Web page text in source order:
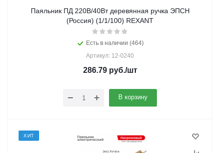
Паяльник ПД 220В/40Вт деревянная ручка ЭПСН
(Россия) (1/1/100) REXANT
Есть в наличии (464)
Артикул: 12-0240
286.79руб./шт
В корзину
ХИТ